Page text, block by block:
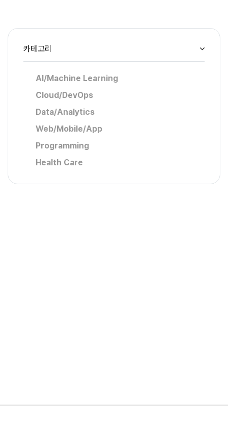
카테고리
AI/Machine Learning
Cloud/DevOps
Data/Analytics
Web/Mobile/App
Programming
Health Care